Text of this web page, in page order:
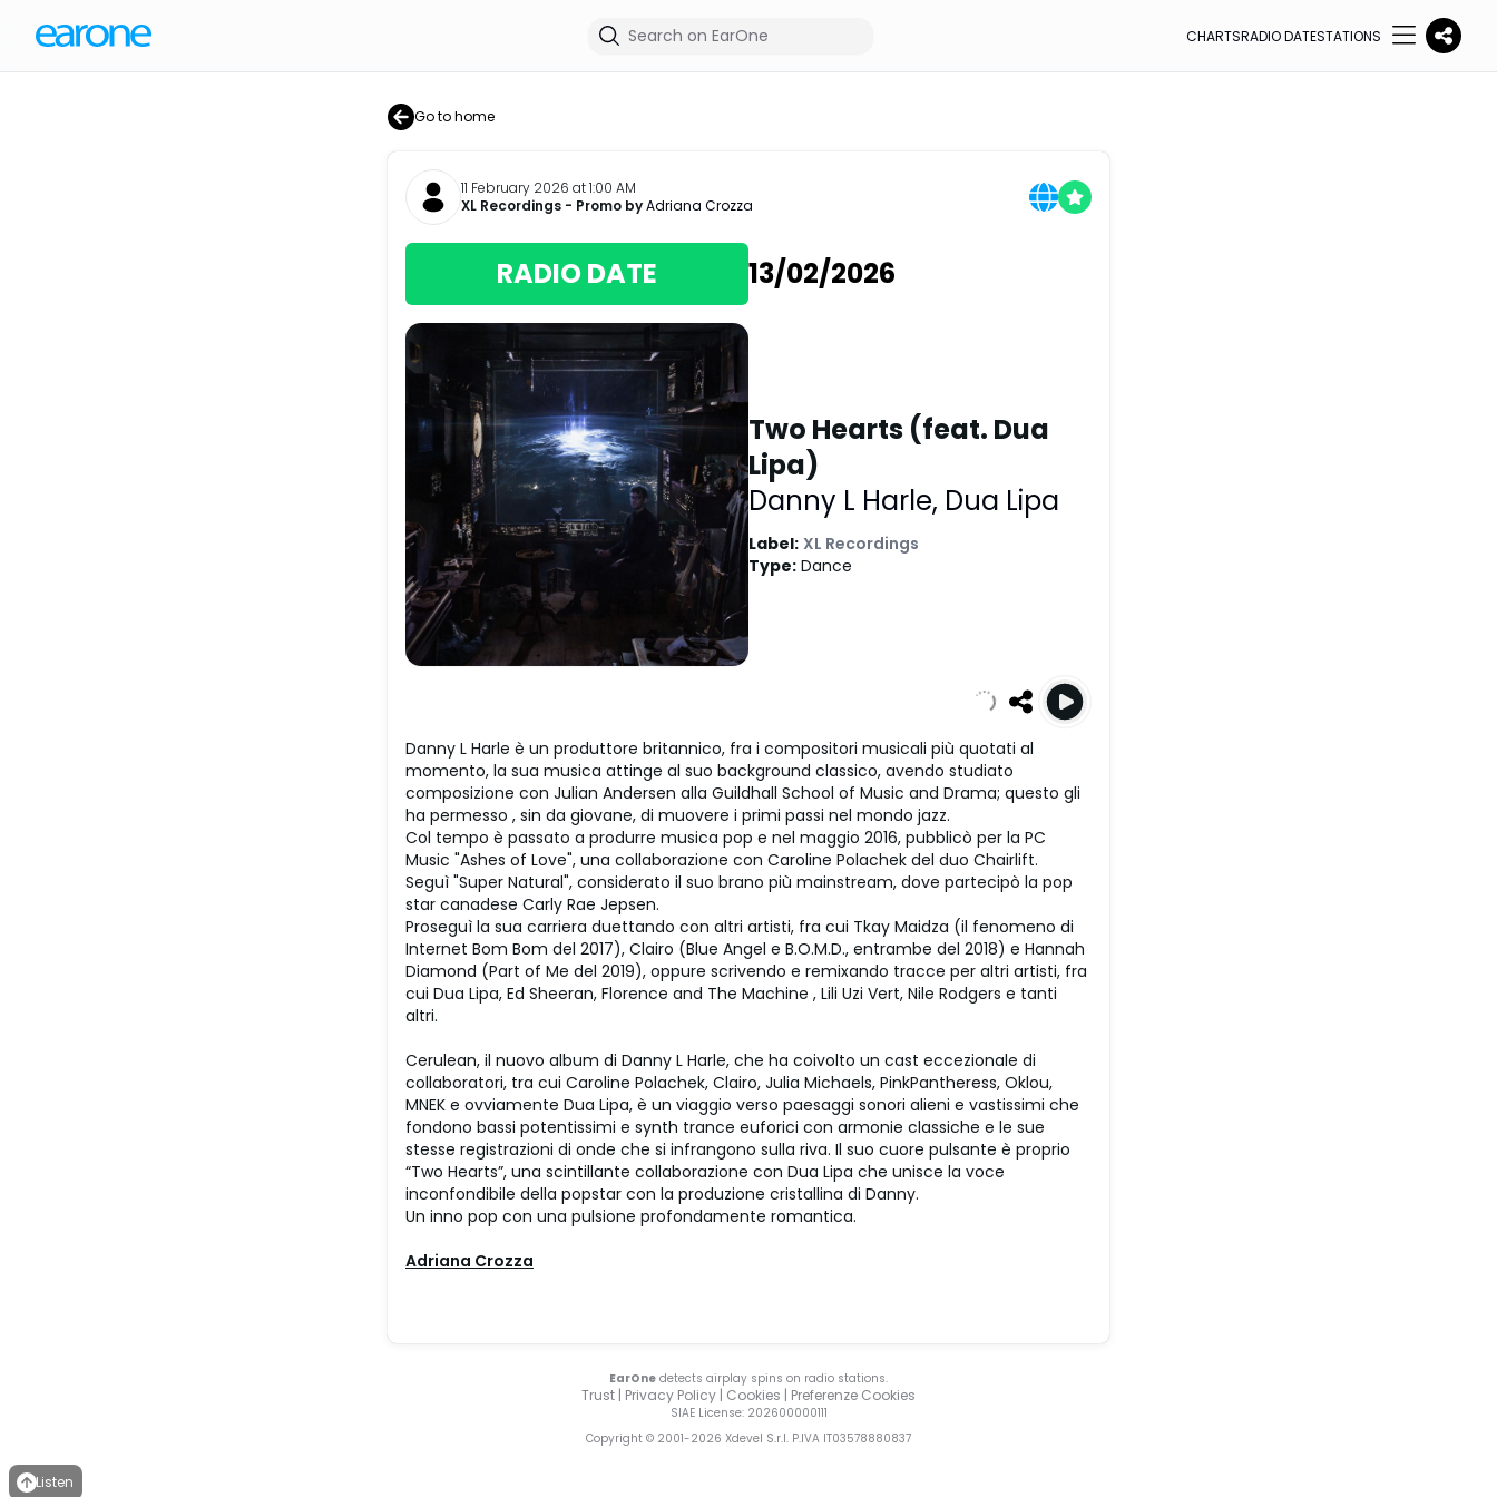
CHARTSRADIO DATESTATIONS
Go to home
11 February 2026 at 1:00 AM
XL Recordings - Promo byAdriana Crozza
RADIO DATE 13/02/2026
Two Hearts (feat. Dua
Lipa)
Danny L Harle, Dua Lipa
Label: XL Recordings
Type: Dance
Danny L Harle è un produttore britannico, fra i compositori musicali più quotati al
momento, la sua musica attinge al suo background classico, avendo studiato
composizione con Julian Andersen alla Guildhall School of Music and Drama; questo gli
ha permesso , sin da giovane, di muovere i primi passi nel mondo jazz.
Col tempo è passato a produrre musica pop e nel maggio 2016, pubblicò per la PC
Music "Ashes of Love", una collaborazione con Caroline Polachek del duo Chairlift.
Seguì "Super Natural", considerato il suo brano più mainstream, dove partecipò la pop
star canadese Carly Rae Jepsen.
Proseguì la sua carriera duettando con altri artisti, fra cui Tkay Maidza (il fenomeno di
Internet Bom Bom del 2017), Clairo (Blue Angel e B.O.M.D., entrambe del 2018) e Hannah
Diamond (Part of Me del 2019), oppure scrivendo e remixando tracce per altri artisti, fra
cui Dua Lipa, Ed Sheeran, Florence and The Machine , Lili Uzi Vert, Nile Rodgers e tanti
altri.
Cerulean, il nuovo album di Danny L Harle, che ha coivolto un cast eccezionale di
collaboratori, tra cui Caroline Polachek, Clairo, Julia Michaels, PinkPantheress, Oklou,
MNEK e ovviamente Dua Lipa, è un viaggio verso paesaggi sonori alieni e vastissimi che
fondono bassi potentissimi e synth trance euforici con armonie classiche e le sue
stesse registrazioni di onde che si infrangono sulla riva. Il suo cuore pulsante è proprio
“Two Hearts”, una scintillante collaborazione con Dua Lipa che unisce la voce
inconfondibile della popstar con la produzione cristallina di Danny.
Un inno pop con una pulsione profondamente romantica.
Adriana Crozza
EarOne detects airplay spins on radio stations.
Trust | Privacy Policy | Cookies | Preferenze Cookies
SIAE License: 202600000111
Copyright © 2001-2026 Xdevel S.r.l. P.IVA IT03578880837
Listen